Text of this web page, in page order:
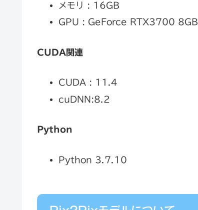
メモリ : 16GB
GPU : GeForce RTX3700 8GB
CUDA関連
CUDA : 11.4
cuDNN:8.2
Python
Python 3.7.10